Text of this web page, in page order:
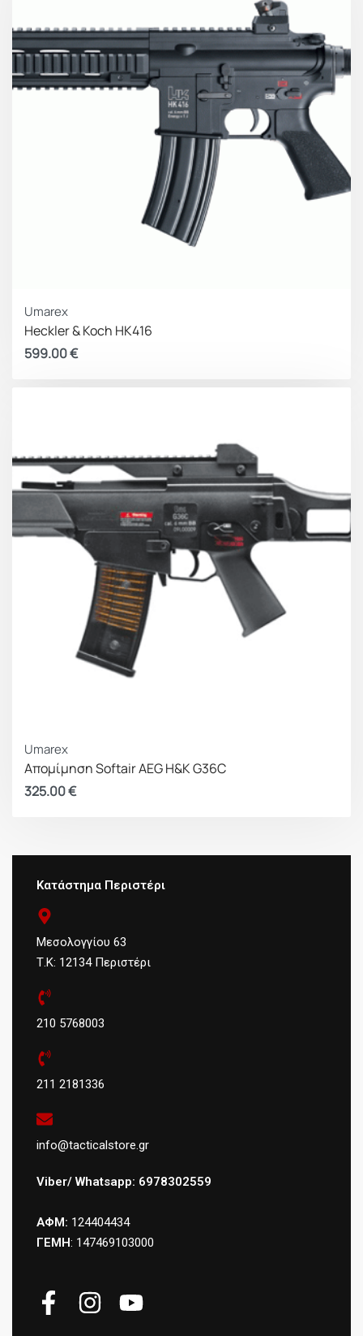
Umarex
Heckler & Koch HK416
599.00€
Umarex
Απομίμηση Softair AEG Η&Κ G36C
325.00€
Κατάστημα Περιστέρι
Μεσολογγίου 63
Τ.Κ: 12134 Περιστέρι
210 5768003
211 2181336
info@tacticalstore.gr
Viber/ Whatsapp: 6978302559
ΑΦΜ: 124404434
ΓΕΜΗ: 147469103000